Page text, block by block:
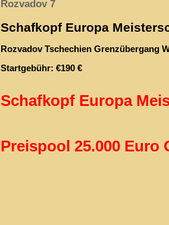
Rozvadov 7
Schafkopf Europa
Rozvadov Tschechien Grenzübergang
Startgebühr: €190 €
Schafkopf Europa
Preispool 25.000 Euro